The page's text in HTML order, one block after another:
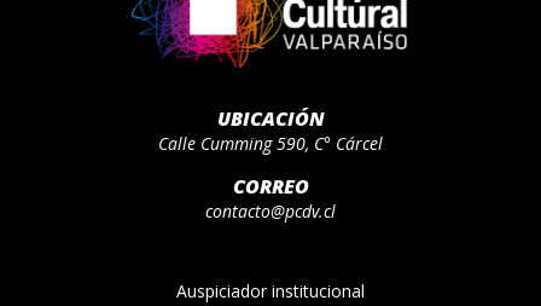
UBICACIÓN
Calle Cumming 590, C° Cárcel
CORREO
contacto@pcdv.cl
Auspiciador institucional